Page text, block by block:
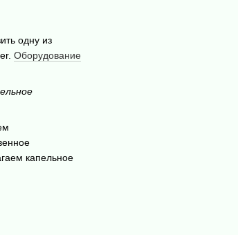
одну из
Оборудование
капельное